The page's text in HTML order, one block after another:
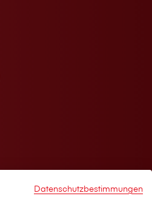
Datenschutzbestimmungen